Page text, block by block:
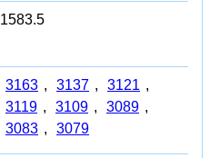
1583.5
3163 , 3137 , 3121 ,
3119 , 3109 , 3089 ,
3083 , 3079